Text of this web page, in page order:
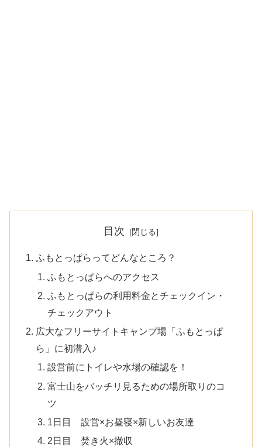
目次
ふもとっぱらってどんなところ？
ふもとっぱらへのアクセス
ふもとっぱらの利用料金とチェックイン・
チェックアウト
広大なフリーサイトキャンプ場「ふもとっぱ
ら」に初潜入♪
設営前にトイレや水場の確認を！
富士山をバッチリ見るための場所取りのコ
ツ
1日目 設営×お昼寝×新しいお友達
2日目 焚き火×撤収